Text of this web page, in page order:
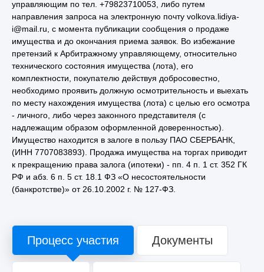
управляющим по тел. +79823710053, либо путем
направления запроса на электронную почту volkova.lidiya-
i@mail.ru, с момента публикации сообщения о продаже
имущества и до окончания приема заявок. Во избежание
претензий к Арбитражному управляющему, относительно
технического состояния имущества (лота), его
комплектности, покупателю действуя добросовестно,
необходимо проявить должную осмотрительность и выехать
по месту нахождения имущества (лота) с целью его осмотра
- личного, либо через законного представителя (с
надлежащим образом оформленной доверенностью).
Имущество находится в залоге в пользу ПАО СБЕРБАНК,
(ИНН 7707083893). Продажа имущества на торгах приводит
к прекращению права залога (ипотеки) - пп. 4 п. 1 ст. 352 ГК
РФ и абз. 6 п. 5 ст. 18.1 ФЗ «О несостоятельности
(банкротстве)» от 26.10.2002 г. № 127-ФЗ.
Процесс участия Документы